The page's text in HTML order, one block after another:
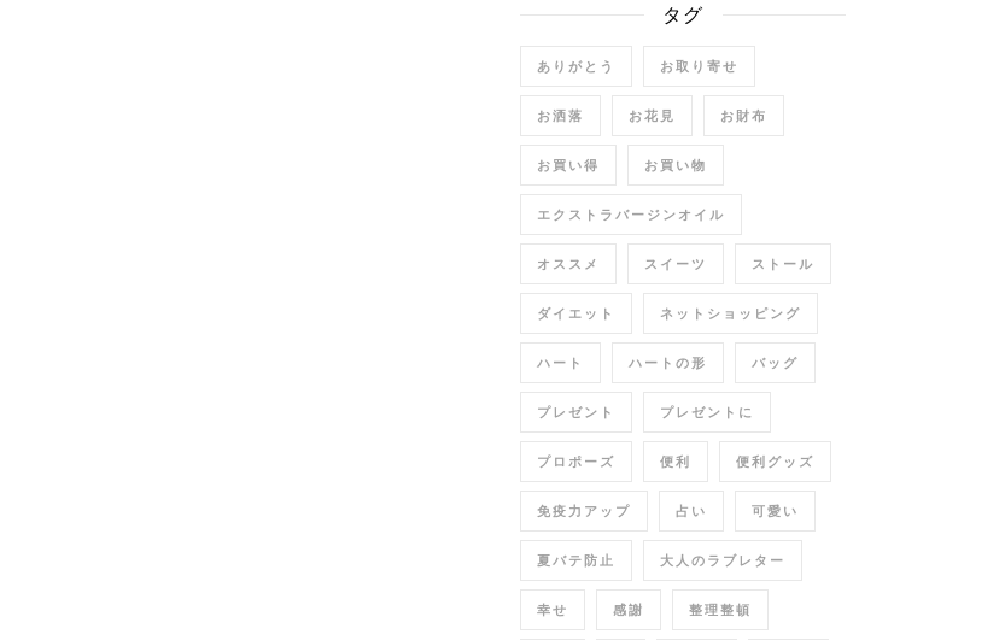
タグ
ありがとう お取り寄せ
お洒落 お花見 お財布
お買い得 お買い物
エクストラバージンオイル
オススメ スイーツ ストール
ダイエット ネットショッピング
ハート ハートの形 バッグ
プレゼント プレゼントに
プロポーズ 便利 便利グッズ
免疫力アップ 占い 可愛い
夏バテ防止 大人のラブレター
幸せ 感謝 整理整頓